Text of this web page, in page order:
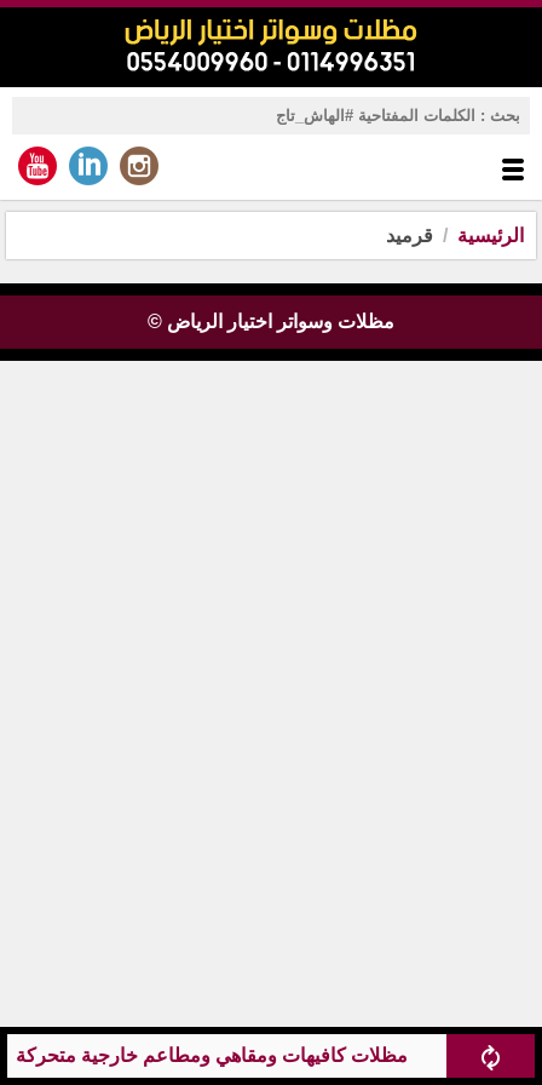
الرئيسية قرميد
مظلات كافيهات ومقاهي ومطاعم خارجية متحركة
مظلات وسواتر اختيار الرياض ©